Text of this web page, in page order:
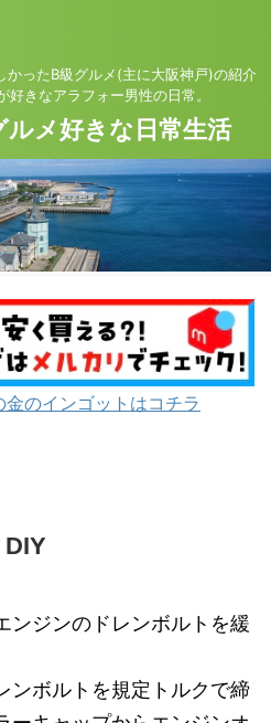
ったB級グルメ(主に大阪神戸)の紹介
きなアラフォー男性の日常。
メ好きな日常生活
金のインゴットはコチラ
ンジンのドレンボルトを緩
ンボルトを規定トルクで締